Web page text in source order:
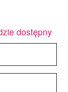
dostępny